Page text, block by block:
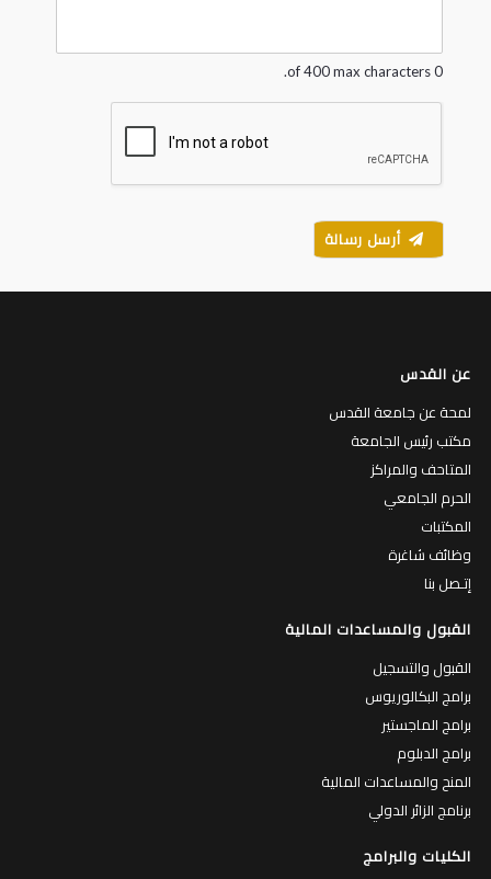
*
0 of 400 max characters.
أرسل رسالة
عن القدس
لمحة عن جامعة القدس
مكتب رئيس الجامعة
المتاحف والمراكز
الحرم الجامعي
المكتبات
وظائف شاغرة
إتـصل بنا
القبول والمساعدات المالية
القبول والتسجيل
برامج البكالوريوس
برامج الماجستير
برامج الدبلوم
المنح والمساعدات المالية
برنامج الزائر الدولي
الكليات والبرامج